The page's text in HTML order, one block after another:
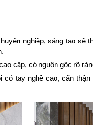
nghiệp, sáng tạo sẽ
cấp, có nguồn gốc rõ
có tay nghề cao, cẩn